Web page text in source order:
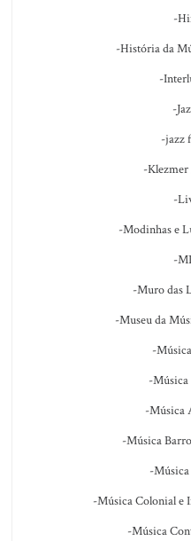
-
-História da
-
-
-jazz
-
-
-Modinhas e
-
-Muro das
-Museu da
-
-
-Música
-Música
-
-Música Colonial e
-Música